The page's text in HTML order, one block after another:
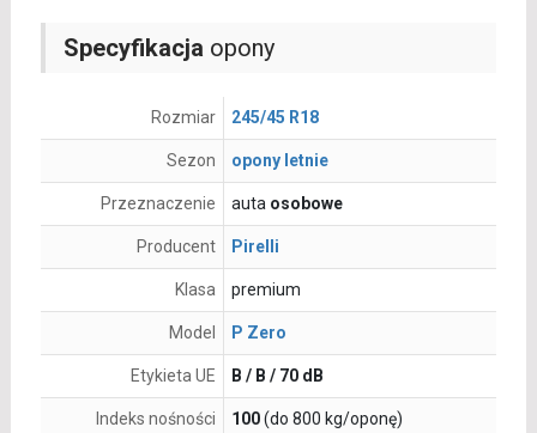
Specyfikacja opony
Rozmiar 245/45 R18
Sezon opony letnie
Przeznaczenie auta osobowe
Producent Pirelli
Klasa premium
Model P Zero
Etykieta UE B / B / 70 dB
Indeks nośności 100(do 800 kg/oponę)